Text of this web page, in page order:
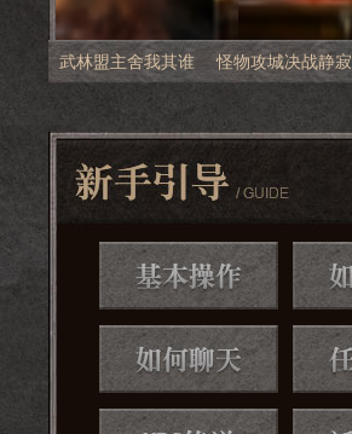
武林盟主舍我其谁 怪物攻城决战静寂